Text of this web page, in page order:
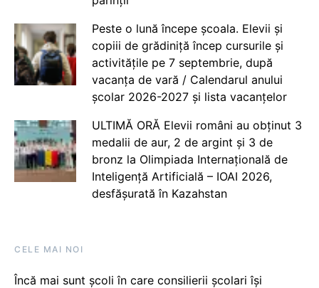
Peste o lună începe școala. Elevii și
copiii de grădiniță încep cursurile și
activitățile pe 7 septembrie, după
vacanța de vară / Calendarul anului
școlar 2026-2027 și lista vacanțelor
ULTIMĂ ORĂ Elevii români au obținut 3
medalii de aur, 2 de argint și 3 de
bronz la Olimpiada Internațională de
Inteligență Artificială – IOAI 2026,
desfășurată în Kazahstan
CELE MAI NOI
Încă mai sunt școli în care consilierii școlari își